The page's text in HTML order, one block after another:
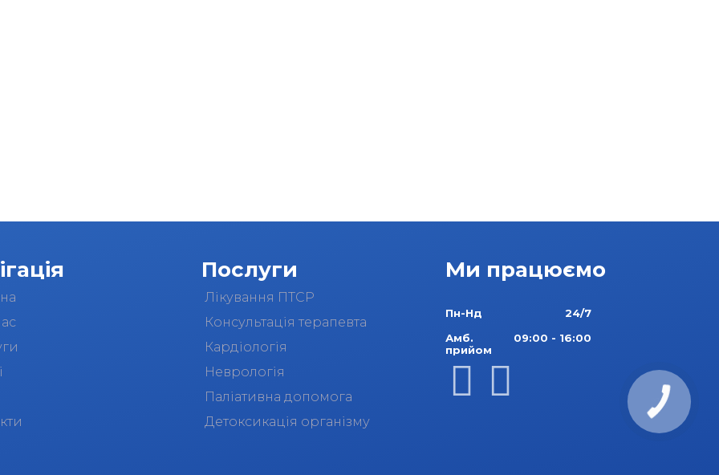
Послуги
Лікування ПТСР
Консультація терапевта
Кардіологія
Неврологія
Паліативна допомога
Детоксикація організму
Ми працюємо
Пн-Нд
24/7
Амб.
прийом
09:00 - 16:00